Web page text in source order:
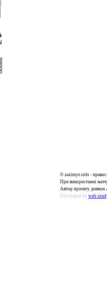
© zazimye.info -
При використанні
Автор проекту диякон
Developed by web-